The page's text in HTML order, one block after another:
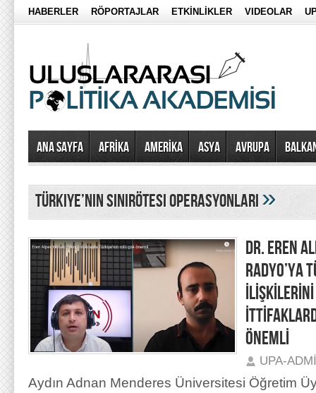
HABERLER RÖPORTAJLAR ETKİNLİKLER VIDEOLAR
Ana Sayfa AFRİKA AMERİKA ASYA AVRUPA
türkiye’nin sınırötesi operasyonları»
DR. EREN
RADYO’YA
ÖNEMLİ
UPA-
Aydın Adnan Menderes Üniversitesi Öğretim